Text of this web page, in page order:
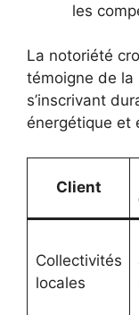
les
La notoriété
témoigne de la
s’inscrivant
énergétique et
Client
Collectivités
locales